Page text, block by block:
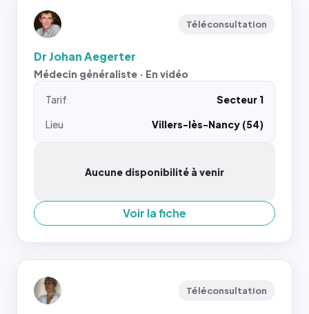
Téléconsultation
Dr Johan Aegerter
Médecin généraliste · En vidéo
Tarif
Secteur 1
Lieu
Villers-lès-Nancy (54)
Aucune disponibilité à venir
Voir la fiche
Téléconsultation